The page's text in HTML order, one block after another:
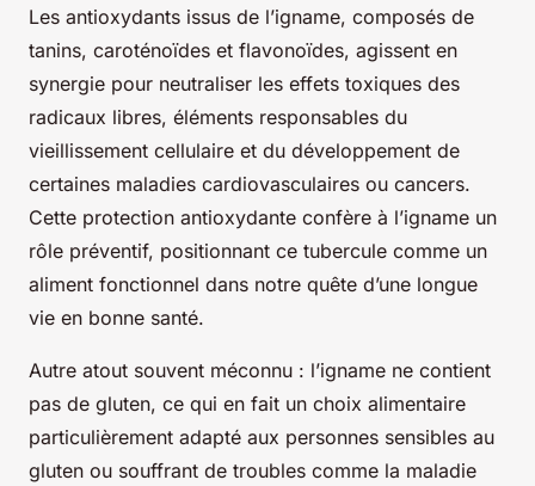
Les antioxydants issus de l’igname, composés de
tanins, caroténoïdes et flavonoïdes, agissent en
synergie pour neutraliser les effets toxiques des
radicaux libres, éléments responsables du
vieillissement cellulaire et du développement de
certaines maladies cardiovasculaires ou cancers.
Cette protection antioxydante confère à l’igname un
rôle préventif, positionnant ce tubercule comme un
aliment fonctionnel dans notre quête d’une longue
vie en bonne santé.
Autre atout souvent méconnu : l’igname ne contient
pas de gluten, ce qui en fait un choix alimentaire
particulièrement adapté aux personnes sensibles au
gluten ou souffrant de troubles comme la maladie